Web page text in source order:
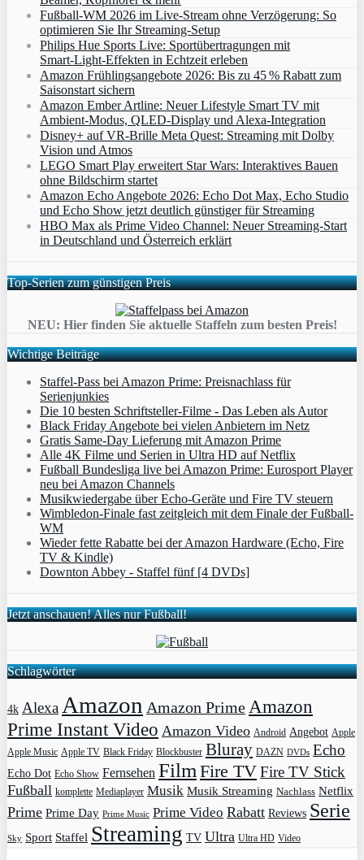
Fußball-WM 2026 im Live-Stream ohne Verzögerung: So
optimieren Sie Ihr Streaming-Setup
Philips Hue Sports Live: Sportübertragungen mit
Smart‑Light‑Effekten in Echtzeit erleben
Amazon Frühlingsangebote 2026: Bis zu 45 % Rabatt zum
Saisonstart sichern
Amazon Ember Artline: Neuer Lifestyle Smart TV mit
Ambient‑Modus, QLED‑Display und Alexa‑Integration
Disney+ auf VR-Brille Meta Quest: Streaming mit Dolby
Vision und Atmos
LEGO Smart Play erweitert Star Wars: Interaktives Bauen
ohne Bildschirm startet
Amazon Echo Angebote 2026: Echo Dot Max, Echo Studio
und Echo Show jetzt deutlich günstiger für Streaming
HBO Max als Prime Video Channel: Neuer Streaming‑Start
in Deutschland und Österreich erklärt
Top-Serien zum günstigen Preis
NEU: Hier finden Sie aktuelle Staffeln zum besten Preis!
Wichtige Beiträge
Staffel-Pass bei Amazon Prime: Preisnachlass für
Serienjunkies
Die 10 besten Schriftsteller-Filme - Das Leben als Autor
Black Friday Angebote bei vielen Anbietern im Netz
Gratis Same-Day Lieferung mit Amazon Prime
Alle 4K Filme und Serien in Ultra HD auf Netflix
Fußball Bundesliga live bei Amazon Prime: Eurosport Player
neu bei Amazon Channels
Musikwiedergabe über Echo-Geräte und Fire TV steuern
Wimbledon-Finale fast zeitgleich mit dem Finale der Fußball-
WM
Wieder fette Rabatte bei der Amazon Hardware (Echo, Fire
TV & Kindle)
Downton Abbey - Staffel fünf [4 DVDs]
Jetzt anschauen! Alles nur Fußball!
Schlagwörter
4k Alexa Amazon Amazon Prime Amazon
Prime Instant Video Amazon Video Android Angebot Apple
Apple Music Apple TV Black Friday Blockbuster Bluray DAZN DVDs Echo
Echo Dot Echo Show Fernsehen Film Fire TVFire TV Stick
Fußball komplette Mediaplayer Musik Musik Streaming Nachlass Netflix
Prime Prime Day Prime Music Prime Video Rabatt Reviews Serie
Sky Sport Staffel Streaming TV Ultra Ultra HD Video